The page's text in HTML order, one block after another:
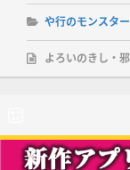
や行のモンスター
よろいのきし・